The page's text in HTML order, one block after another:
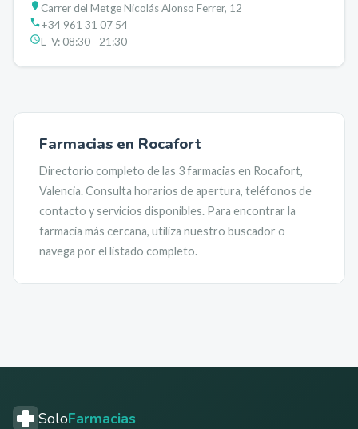
Carrer del Metge Nicolás Alonso Ferrer, 12
+34 961 31 07 54
L–V:08:30 - 21:30
Farmacias en Rocafort
Directorio completo de las 3farmacias en Rocafort,
Valencia. Consulta horarios de apertura, teléfonos de
contacto y servicios disponibles. Para encontrar la
farmacia más cercana, utiliza nuestro buscador o
navega por el listado completo.
SoloFarmacias